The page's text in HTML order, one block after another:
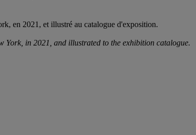
en 2021, et illustré au catalogue d'exposition.
in 2021, and illustrated to the exhibition catalogue.